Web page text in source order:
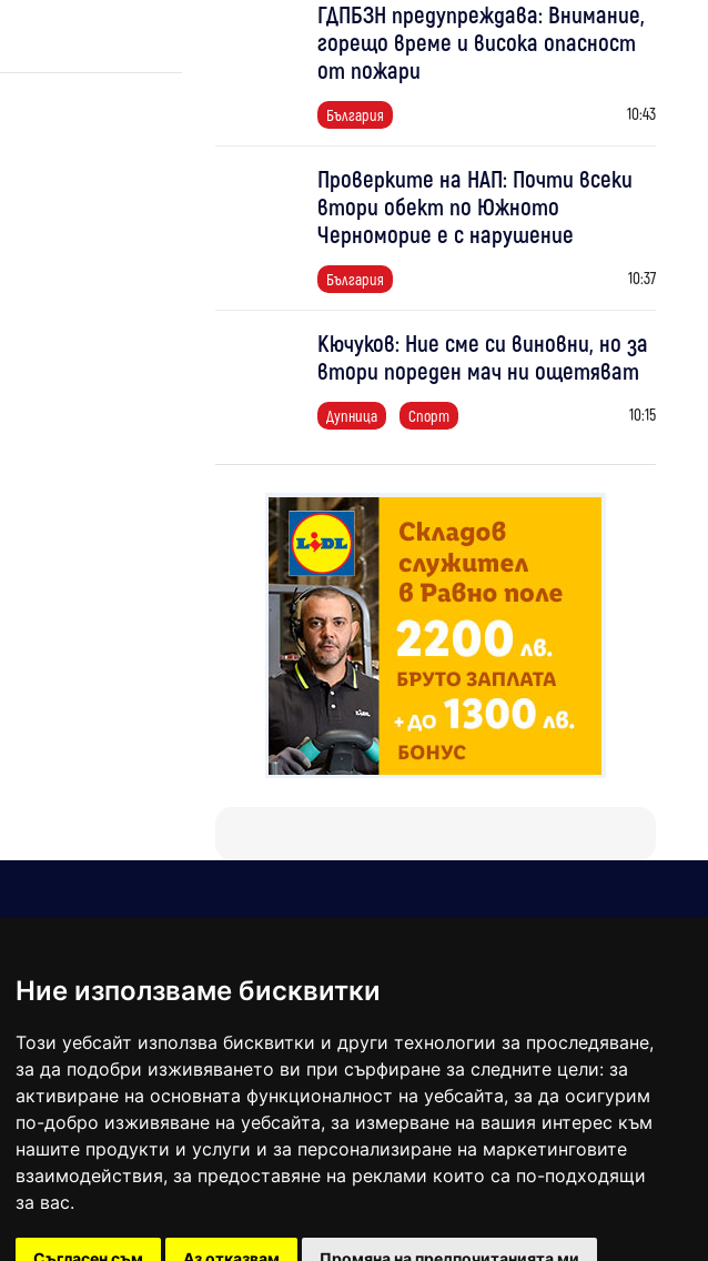
Ние използваме бисквитки
Този уебсайт използва бисквитки и други технологии за проследяване,
за да подобри изживяването ви при сърфиране за следните цели: за
активиране на основната функционалност на уебсайта, за да осигурим
по-добро изживяване на уебсайта, за измерване на вашия интерес към
нашите продукти и услуги и за персонализиране на маркетинговите
взаимодействия, за предоставяне на реклами които са по-подходящи
за вас.
падна с
ГДПБЗН предупреждава: Внимание,
горещо време и висока опасност
от пожари
България 10:43
Проверките на НАП: Почти всеки
втори обект по Южното
Черноморие е с нарушение
България 10:37
Кючуков: Ние сме си виновни, но за
втори пореден мач ни ощетяват
Дупница Спорт 10:15
Ботев" 43
и абонаменти
balgarkanews@gmail.com
агенция за ISSN) под номер: ISSN 1312-4722.